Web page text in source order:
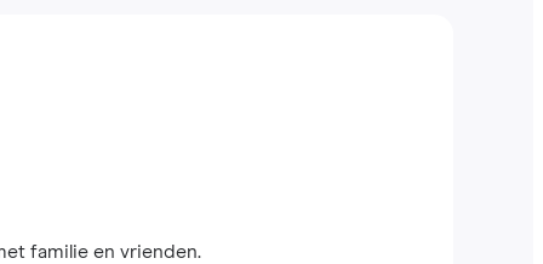
familie en vrienden.